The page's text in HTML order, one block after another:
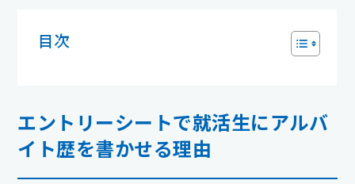
目次
エントリーシートで就活生にアルバ
イト歴を書かせる理由